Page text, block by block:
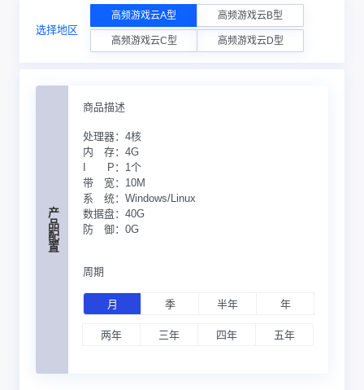
选择地区
高频游戏云A型 高频游戏云B型
高频游戏云C型 高频游戏云D型
产品配置
商品描述
处理器： 4核
内 存： 4G
I P： 1个
带 宽： 10M
系 统： Windows/Linux
数据盘： 40G
防 御： 0G
周期
月 季 半年 年
两年 三年 四年 五年